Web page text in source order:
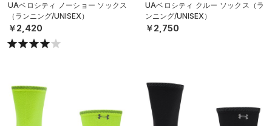
UAベロシティ ノーショー ソックス
（ランニング/UNISEX）
￥2,420
UAベロシティ クルー ソックス（ラ
ンニング/UNISEX）
￥2,750